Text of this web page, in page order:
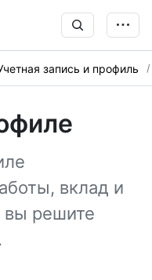
запись и профиль
вклад и
вы решите